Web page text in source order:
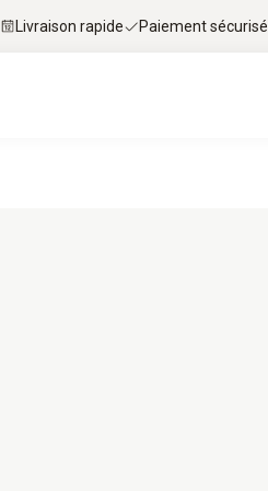
Livraison rapide Paiement sécurisé